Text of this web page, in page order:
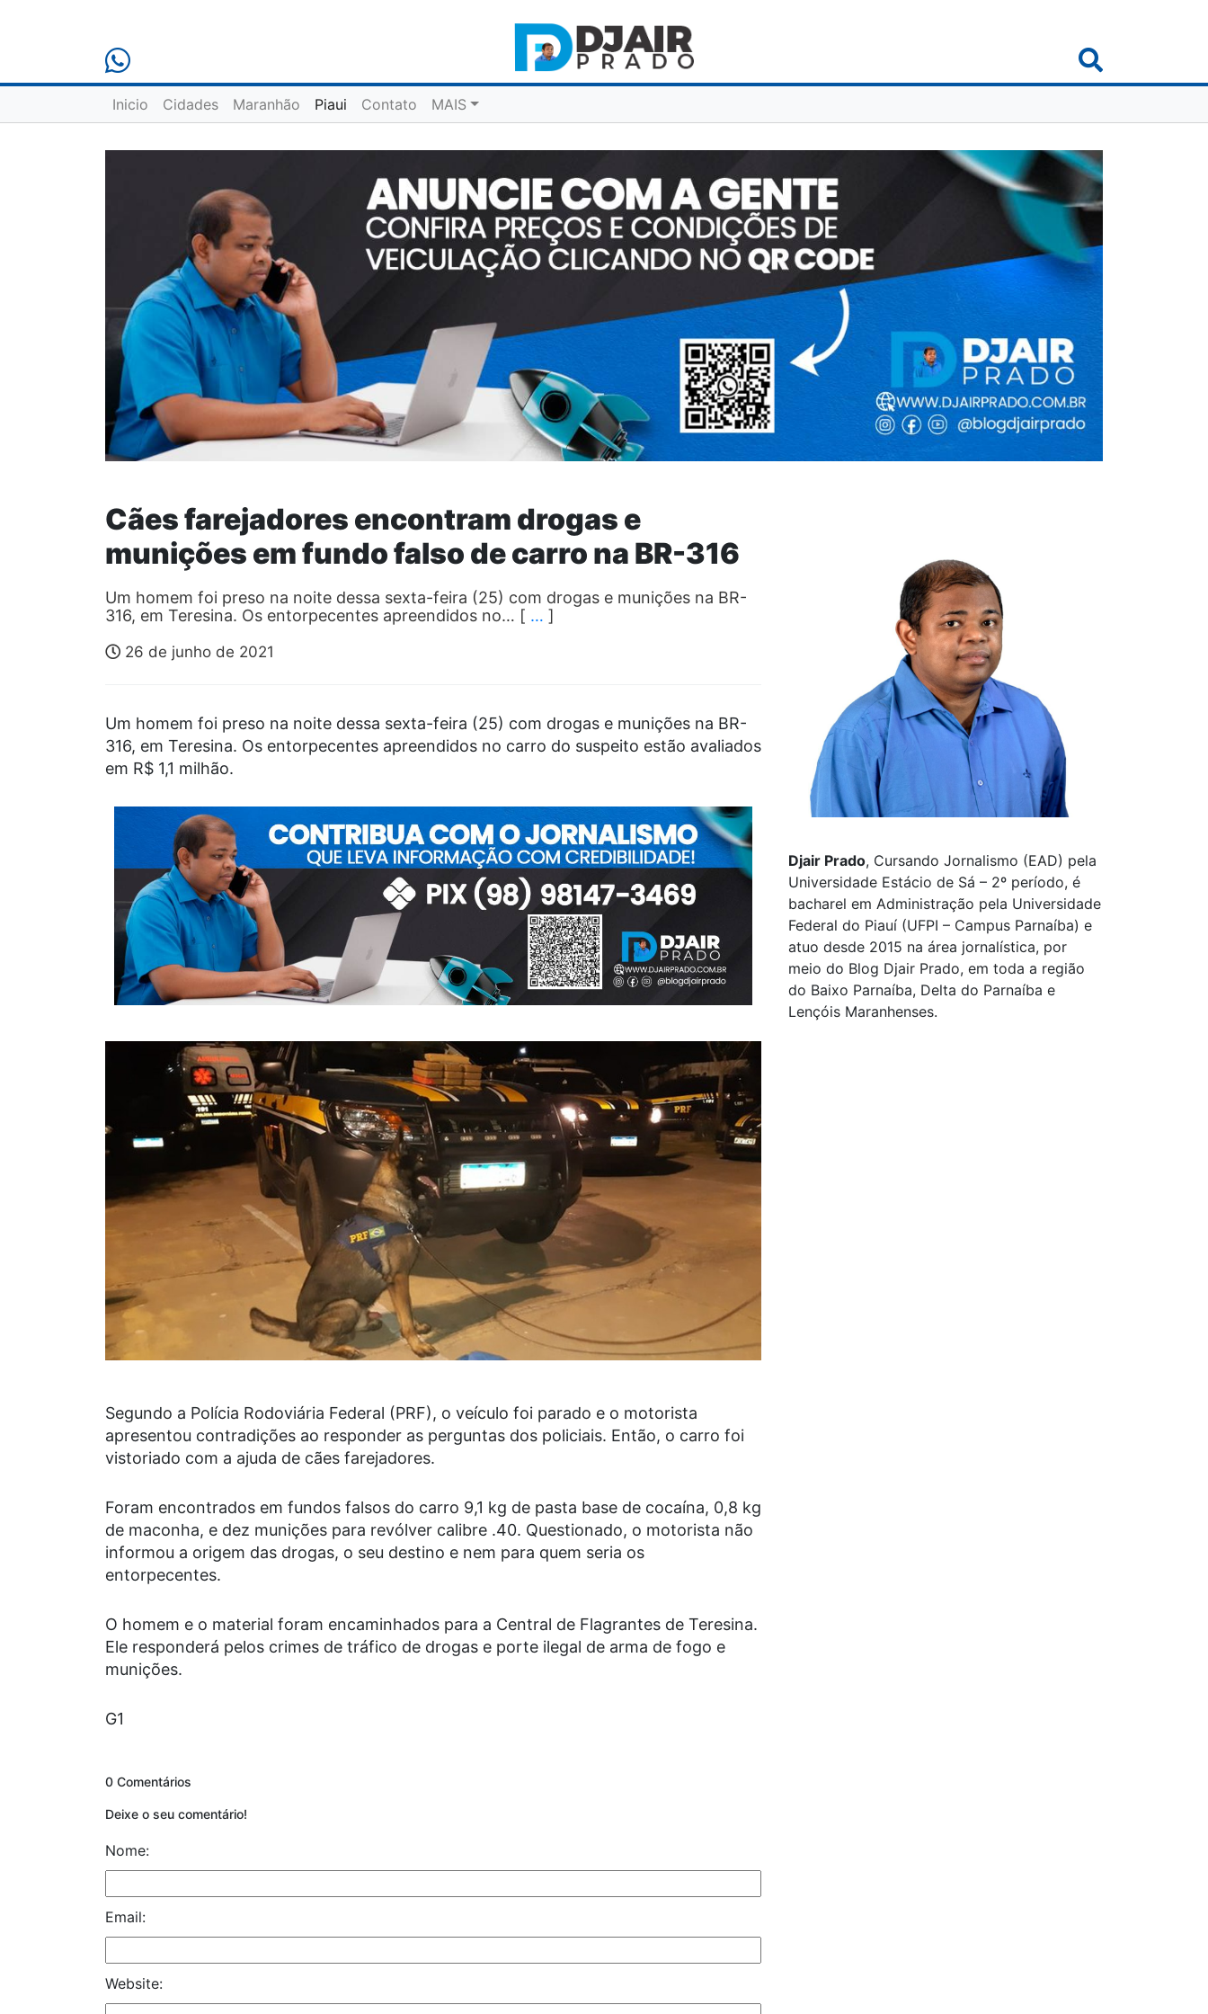
Inicio Cidades Maranhão Piaui Contato MAIS
Cães farejadores encontram drogas e
munições em fundo falso de carro na BR-316
Um homem foi preso na noite dessa sexta-feira (25) com drogas e munições na BR-
316, em Teresina. Os entorpecentes apreendidos no… [ … ]
26 de junho de 2021
Um homem foi preso na noite dessa sexta-feira (25) com drogas e munições na BR-
316, em Teresina. Os entorpecentes apreendidos no carro do suspeito estão avaliados
em R$ 1,1 milhão.
Segundo a Polícia Rodoviária Federal (PRF), o veículo foi parado e o motorista
apresentou contradições ao responder as perguntas dos policiais. Então, o carro foi
vistoriado com a ajuda de cães farejadores.
Foram encontrados em fundos falsos do carro 9,1 kg de pasta base de cocaína, 0,8 kg
de maconha, e dez munições para revólver calibre .40. Questionado, o motorista não
informou a origem das drogas, o seu destino e nem para quem seria os
entorpecentes.
O homem e o material foram encaminhados para a Central de Flagrantes de Teresina.
Ele responderá pelos crimes de tráfico de drogas e porte ilegal de arma de fogo e
munições.
G1
0 Comentários
Deixe o seu comentário!
Nome:
Email:
Website:
Djair Prado, Cursando Jornalismo (EAD) pela
Universidade Estácio de Sá – 2º período, é
bacharel em Administração pela Universidade
Federal do Piauí (UFPI – Campus Parnaíba) e
atuo desde 2015 na área jornalística, por
meio do Blog Djair Prado, em toda a região
do Baixo Parnaíba, Delta do Parnaíba e
Lençóis Maranhenses.